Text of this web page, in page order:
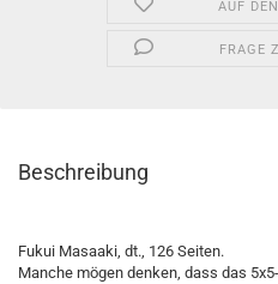
AUF
FRAGE
Beschreibung
Fukui Masaaki, dt., 126 Seiten.
Manche mögen denken, dass das